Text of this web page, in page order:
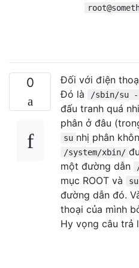
0
Đối với điện
Đó là
/sbin/su
đấu tranh quá
phân ở đâu
su nhị phân
/system/xbin/
một đường dẫn
mục ROOT và
su
đường dẫn đó.
thoại của mình
Hy vọng câu trả